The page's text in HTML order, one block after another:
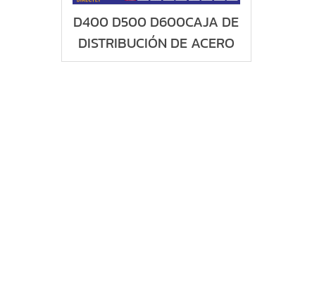
D400 D500 D600CAJA DE
DISTRIBUCIÓN DE ACERO
INOXIDABLE IMPERMEABLE